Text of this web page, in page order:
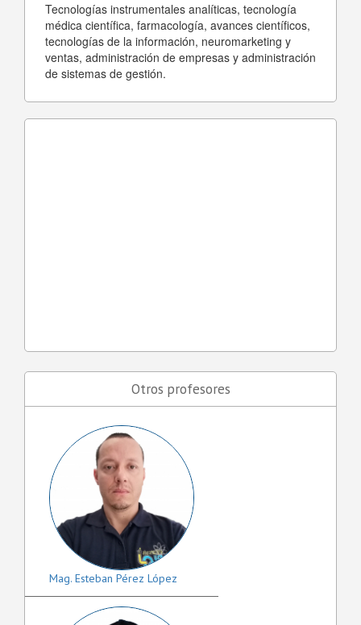
Tecnologías instrumentales analíticas, tecnología
médica científica, farmacología, avances científicos,
tecnologías de la información, neuromarketing y
ventas, administración de empresas y administración
de sistemas de gestión.
Otros profesores
Mag. Esteban Pérez López